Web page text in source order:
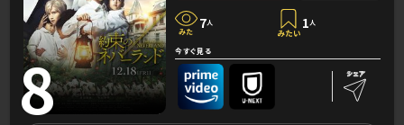
8
7人 1人
今すぐ見る